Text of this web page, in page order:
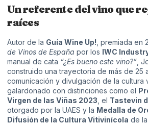
Un referente del vino que
raíces
Autor de la Guía Wine Up! , premiada en
de Vinos de España por los IWC
manual de cata “¿Es bueno este vino?” ,
construido una trayectoria de más de 25
comunicación y divulgación de la cultura
galardonado con distinciones como el
Virgen de las Viñas 2023 , el Tastevin
otorgado por la UAES y la Medalla de
Difusión de la Cultura Vitivinícola de la